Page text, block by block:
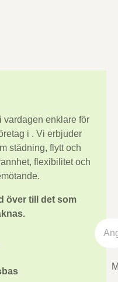
vardagen enklare för
i . Vi erbjuder
städning, flytt och
flexibilitet och
över till det som